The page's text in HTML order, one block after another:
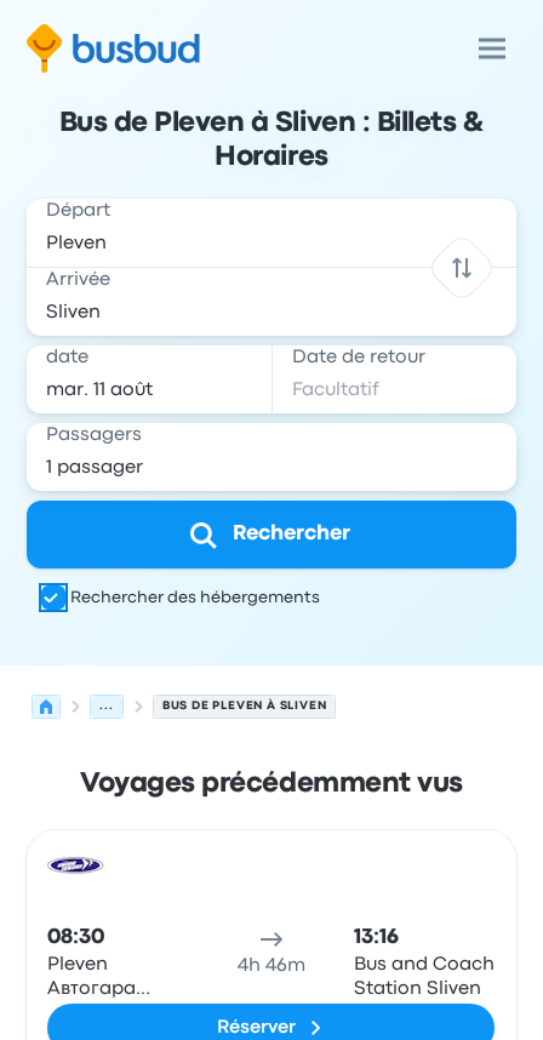
Bus de Pleven à Sliven : Billets &
Horaires
Départ
Arrivée
date Date de retour
Passagers
Rechercher
Rechercher des hébergements
... BUS DE PLEVEN À SLIVEN
Voyages précédemment vus
08:30
Pleven
Автогара
Плевен
4h 46m
13:16
Bus and Coach
Station Sliven
Réserver